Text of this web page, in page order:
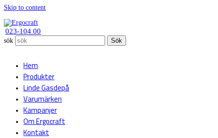
Skip to content
023-104 00
sök Sök
Hem
Produkter
Linde Gasdepå
Varumärken
Kampanjer
Om Ergocraft
Kontakt